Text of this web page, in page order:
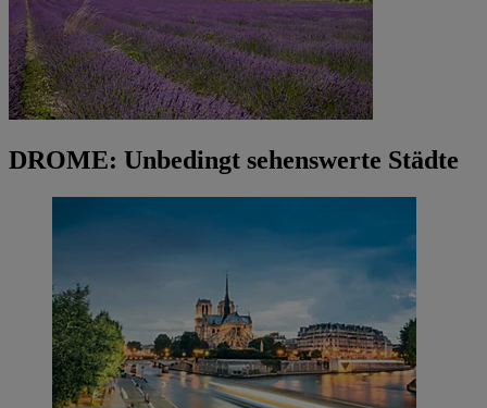
DROME: Unbedingt sehenswerte Städte